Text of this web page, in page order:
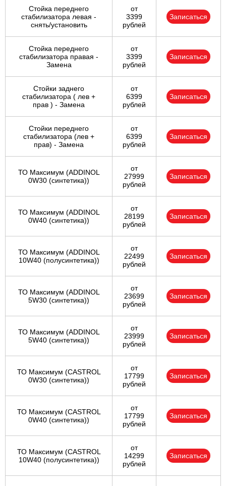
Стойка переднего
стабилизатора левая -
снять/установить
от
3399
рублей
Записаться
Стойка переднего
стабилизатора правая -
Замена
от
3399
рублей
Записаться
Стойки заднего
стабилизатора ( лев +
прав ) - Замена
от
6399
рублей
Записаться
Стойки переднего
стабилизатора (лев +
прав) - Замена
от
6399
рублей
Записаться
ТО Максимум (ADDINOL
0W30 (синтетика))
от
27999
рублей
Записаться
ТО Максимум (ADDINOL
0W40 (синтетика))
от
28199
рублей
Записаться
ТО Максимум (ADDINOL
10W40 (полусинтетика))
от
22499
рублей
Записаться
ТО Максимум (ADDINOL
5W30 (синтетика))
от
23699
рублей
Записаться
ТО Максимум (ADDINOL
5W40 (синтетика))
от
23999
рублей
Записаться
ТО Максимум (CASTROL
0W30 (синтетика))
от
17799
рублей
Записаться
ТО Максимум (CASTROL
0W40 (синтетика))
от
17799
рублей
Записаться
ТО Максимум (CASTROL
10W40 (полусинтетика))
от
14299
рублей
Записаться